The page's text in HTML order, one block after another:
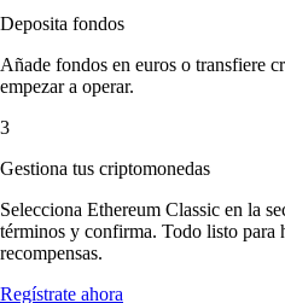
Deposita fondos
Añade fondos en euros o transfiere
empezar a operar.
3
Gestiona tus criptomonedas
Selecciona Ethereum Classic en la
términos y confirma. Todo listo para
recompensas.
Regístrate ahora